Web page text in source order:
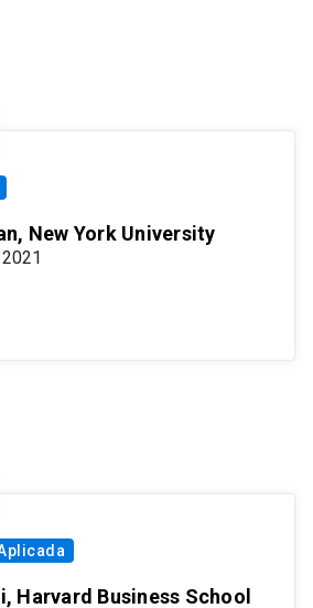
New York University
Harvard Business School